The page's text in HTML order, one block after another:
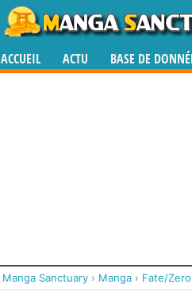
ACCUEIL ACTU BASE DE
Manga Sanctuary › Manga › Fate/Zero